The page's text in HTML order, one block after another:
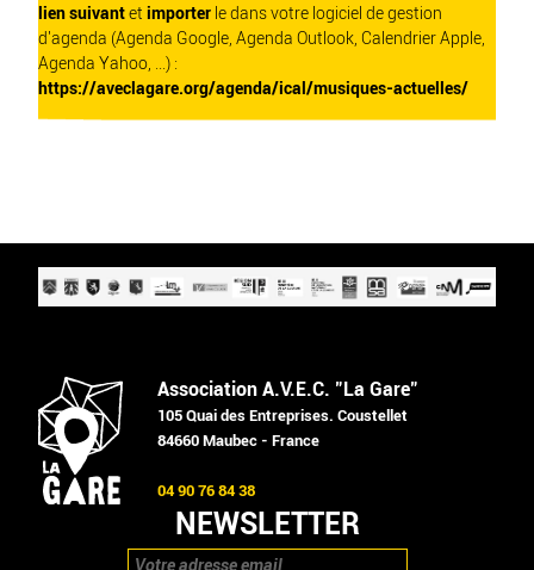
lien suivantet importer le dans votre logiciel de gestion
d'agenda (Agenda Google, Agenda Outlook, Calendrier Apple,
Agenda Yahoo, ...) :
https://aveclagare.org/agenda/ical/musiques-actuelles/
Association A.V.E.C. "La Gare"
105 Quai des Entreprises. Coustellet
84660 Maubec - France
04 90 76 84 38
NEWSLETTER